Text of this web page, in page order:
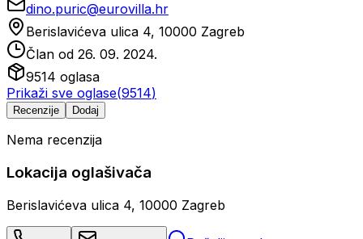
dino.puric@eurovilla.hr
Berislavićeva ulica 4, 10000 Zagreb
Član od 26. 09. 2024.
9514 oglasa
Prikaži sve oglase(9514)
Recenzije Dodaj
Nema recenzija
Lokacija oglašivača
Berislavićeva ulica 4, 10000 Zagreb